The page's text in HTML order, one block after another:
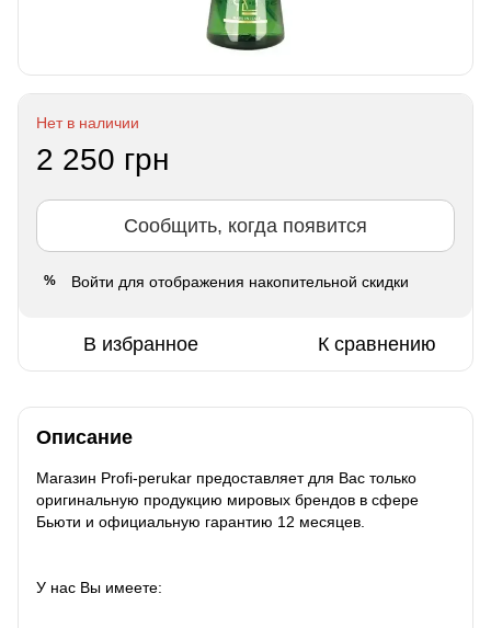
Нет в наличии
2 250 грн
Сообщить, когда появится
% Войти для отображения накопительной скидки
В избранное К сравнению
Описание
Магазин Profi-perukar предоставляет для Вас только
оригинальную продукцию мировых брендов в сфере
Бьюти и официальную гарантию 12 месяцев.
У нас Вы имеете: